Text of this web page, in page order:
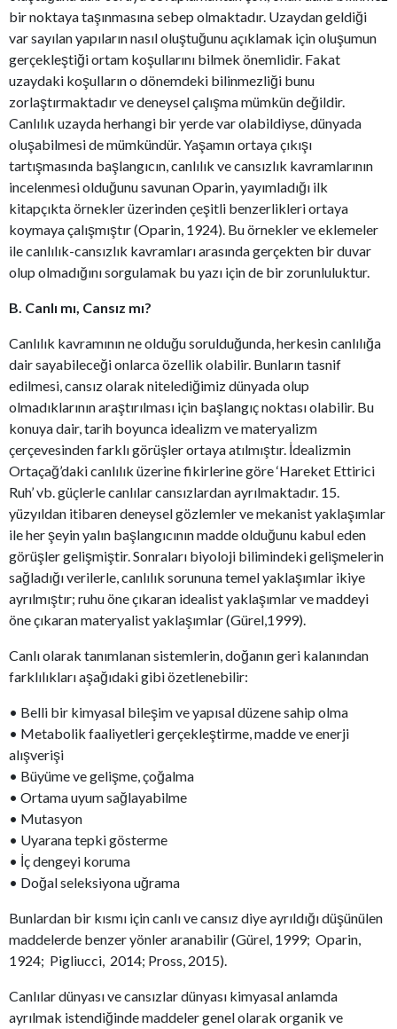
bir noktaya taşınmasına sebep olmaktadır. Uzaydan geldiği
var sayılan yapıların nasıl oluştuğunu açıklamak için oluşumun
gerçekleştiği ortam koşullarını bilmek önemlidir. Fakat
uzaydaki koşulların o dönemdeki bilinmezliği bunu
zorlaştırmaktadır ve deneysel çalışma mümkün değildir.
Canlılık uzayda herhangi bir yerde var olabildiyse, dünyada
oluşabilmesi de mümkündür. Yaşamın ortaya çıkışı
tartışmasında başlangıcın, canlılık ve cansızlık kavramlarının
incelenmesi olduğunu savunan Oparin, yayımladığı ilk
kitapçıkta örnekler üzerinden çeşitli benzerlikleri ortaya
koymaya çalışmıştır (Oparin, 1924). Bu örnekler ve eklemeler
ile canlılık-cansızlık kavramları arasında gerçekten bir duvar
olup olmadığını sorgulamak bu yazı için de bir zorunluluktur.
B. Canlı mı, Cansız mı?
Canlılık kavramının ne olduğu sorulduğunda, herkesin canlılığa
dair sayabileceği onlarca özellik olabilir. Bunların tasnif
edilmesi, cansız olarak nitelediğimiz dünyada olup
olmadıklarının araştırılması için başlangıç noktası olabilir. Bu
konuya dair, tarih boyunca idealizm ve materyalizm
çerçevesinden farklı görüşler ortaya atılmıştır. İdealizmin
Ortaçağ’daki canlılık üzerine fikirlerine göre ‘Hareket Ettirici
Ruh’ vb. güçlerle canlılar cansızlardan ayrılmaktadır. 15.
yüzyıldan itibaren deneysel gözlemler ve mekanist yaklaşımlar
ile her şeyin yalın başlangıcının madde olduğunu kabul eden
görüşler gelişmiştir. Sonraları biyoloji bilimindeki gelişmelerin
sağladığı verilerle, canlılık sorununa temel yaklaşımlar ikiye
ayrılmıştır; ruhu öne çıkaran idealist yaklaşımlar ve maddeyi
öne çıkaran materyalist yaklaşımlar (Gürel,1999).
Canlı olarak tanımlanan sistemlerin, doğanın geri kalanından
farklılıkları aşağıdaki gibi özetlenebilir:
• Belli bir kimyasal bileşim ve yapısal düzene sahip olma
• Metabolik faaliyetleri gerçekleştirme, madde ve enerji
alışverişi
• Büyüme ve gelişme, çoğalma
• Ortama uyum sağlayabilme
• Mutasyon
• Uyarana tepki gösterme
• İç dengeyi koruma
• Doğal seleksiyona uğrama
Bunlardan bir kısmı için canlı ve cansız diye ayrıldığı düşünülen
maddelerde benzer yönler aranabilir (Gürel, 1999; Oparin,
1924; Pigliucci, 2014; Pross, 2015).
Canlılar dünyası ve cansızlar dünyası kimyasal anlamda
ayrılmak istendiğinde maddeler genel olarak organik ve